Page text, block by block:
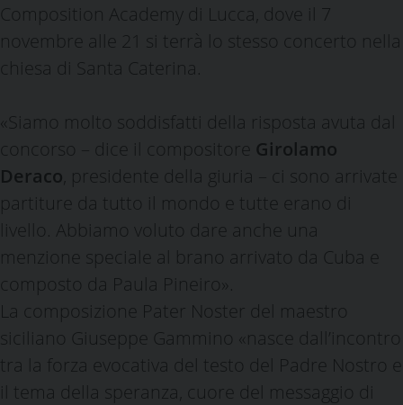
Composition Academy di Lucca, dove il 7
novembre alle 21 si terrà lo stesso concerto nella
chiesa di Santa Caterina.
«Siamo molto soddisfatti della risposta avuta dal
concorso – dice il compositore Girolamo
Deraco , presidente della giuria – ci sono arrivate
partiture da tutto il mondo e tutte erano di
livello. Abbiamo voluto dare anche una
menzione speciale al brano arrivato da Cuba e
composto da Paula Pineiro».
La composizione Pater Noster del maestro
siciliano Giuseppe Gammino «nasce dall’incontro
tra la forza evocativa del testo del Padre Nostro e
il tema della speranza, cuore del messaggio di